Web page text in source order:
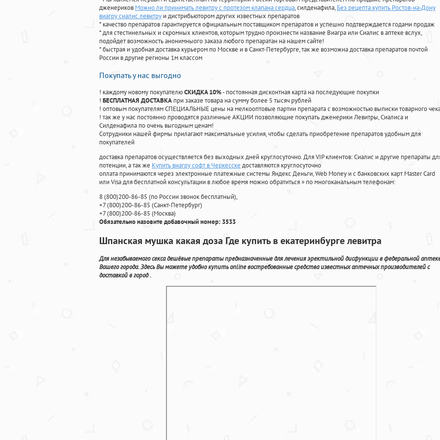
дженериков Можно ли принимать левитру с протезом клапана сердца, силденафила, Без рецепта купить Ростов-на-Дону
виагру сиалис левитру и дистрибьютором других известных препаратов
* качество препаратов гарантируется официальным поставщиком препаратов и успешно подтверждается годами продаж
* для стестинельных и скромных клиентов, которым трудно произнести название Виагра или Сиалис в аптеке вслух,
подойдет возможность анонимныого заказа любого препаратан на нашем сайте!
* быстрая и удобная доставка курьером по Москве и в Санкт-Петербурге, так же возможна доставка препаратов почтой
России в другие регионы 1м классом
Покупать у нас выгодно
! каждому новому покупателюСКИДКА 10%- постоянная дисконтная карта на последующие покупки
! БЕСПЛАТНАЯ ДОСТАВКА при заказе товара на сумму более 5 тысяч рублей
! оптовым покупателям СПЕЦИАЛЬНЫЕ цены на мелкооптовые партии препарата с возможностью выписки товарного
! так же у нас постоянно проводятся различные АКЦИИ позволяющие покупать дженерики Левитры, Сиалиса и
Силденафила по очень выгодным ценам!
Cотрудники нашей фирмы прилагают максимальные усилия, чтобы сделать приобретение препаратов удобным для
покупателей
доставка препаратов осуществляется без выходных дней круглосуточно. Для VIP клиентов: Сиалис и другие препараты
потенции, а так же Купить виагру софт в Черкесске доставляются круглосуточно
оплата принимаются через электронные платежные системы Яндекс Деньги, Web Money и с банковских карт Master Card
или Visa для бесплатной консультации в любое время можно обратиться» по многоканальным телефонам:
8(800)200-86-85 (по России звонок бесплатный),
+7(800)200-86-85 (Санкт-Петербург)
+7(800)200-86-85 (Москва)
Обязательно назовите добавочный номер: 3533
Шпанская мушка какая доза Где купить в екатеринбурге левитра
Для незабываемого секса дешёвые препараты предназначенные для лечения эректильной дисфункции в федеральной
Вашего города. Здесь Вы можете удобно купить online востребованные средства известных аптечных производителей с
доставкой в город .